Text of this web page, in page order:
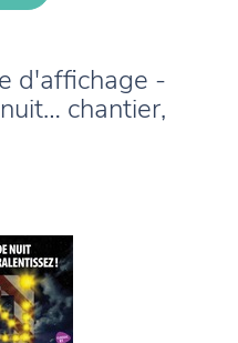
d'affichage -
chantier,